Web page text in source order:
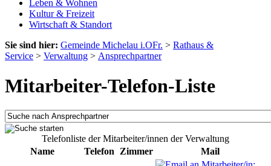
Leben & Wohnen
Kultur & Freizeit
Wirtschaft & Standort
Sie sind hier: Gemeinde Michelau i.OFr. > Rathaus &
Service > Verwaltung > Ansprechpartner
Mitarbeiter-Telefon-Liste
Telefonliste der Mitarbeiter/innen der Verwaltung
Name
Telefon Zimmer Mail